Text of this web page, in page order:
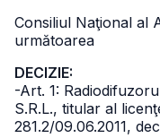
Consiliul Naţional al
următoarea
DECIZIE:
-Art. 1:
S.R.L., titular al
281.2/09.06.2011,